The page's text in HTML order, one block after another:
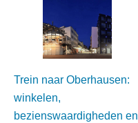
Trein naar Oberhausen:
winkelen,
bezienswaardigheden en